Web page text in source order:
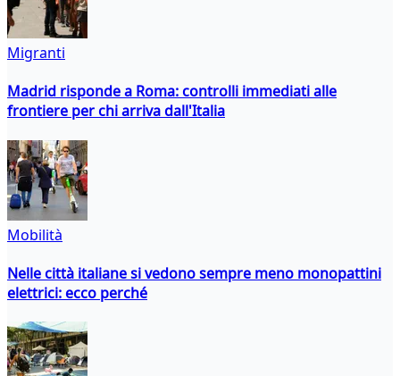
Migranti
Madrid risponde a Roma: controlli immediati alle
frontiere per chi arriva dall'Italia
Mobilità
Nelle città italiane si vedono sempre meno monopattini
elettrici: ecco perché